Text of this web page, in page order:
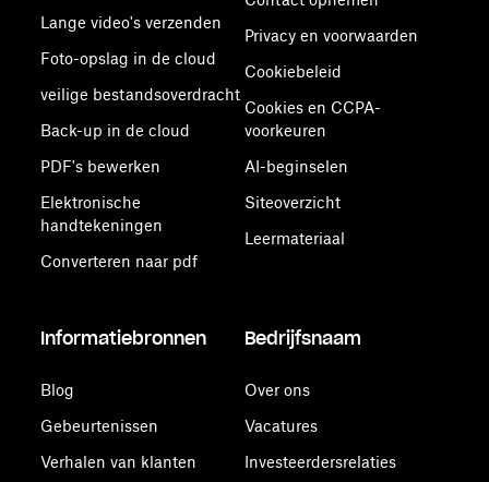
Lange video's verzenden
Foto-opslag in de cloud
veilige bestandsoverdracht
Back-up in de cloud
PDF's bewerken
Elektronische
handtekeningen
Converteren naar pdf
Privacy en voorwaarden
Cookiebeleid
Cookies en CCPA-
voorkeuren
AI-beginselen
Siteoverzicht
Leermateriaal
Informatiebronnen
Blog
Gebeurtenissen
Verhalen van klanten
Bedrijfsnaam
Over ons
Vacatures
Investeerdersrelaties